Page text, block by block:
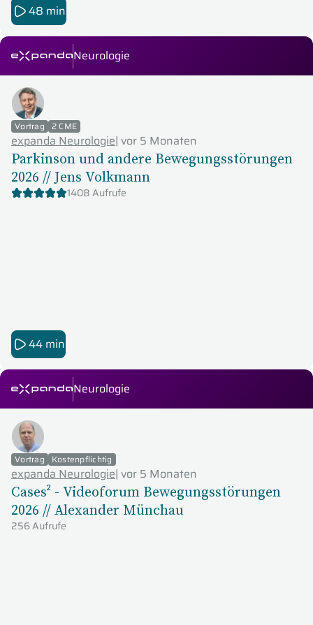
48 min
expanda Seminare
Neurologie
Vortrag 2 CME
expanda Neurologie| vor 5 Monaten
Parkinson und andere Bewegungsstörungen
2026 // Jens Volkmann
1408 Aufrufe
44 min
expanda Seminare
Neurologie
Vortrag Kostenpflichtig
expanda Neurologie| vor 5 Monaten
Cases² - Videoforum Bewegungsstörungen
2026 // Alexander Münchau
256 Aufrufe